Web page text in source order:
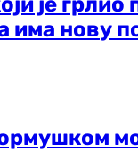
има нову